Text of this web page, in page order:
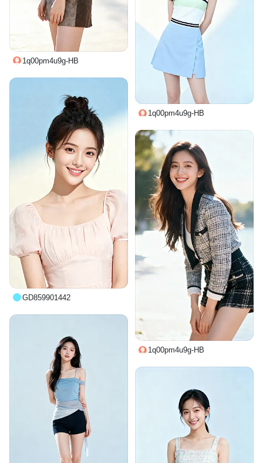
1q00pm4u9g-HB
1q00pm4u9g-HB
GD859901442
1q00pm4u9g-HB